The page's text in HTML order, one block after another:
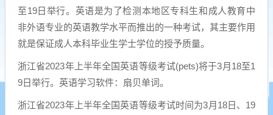
至19日举行。英语是为了检测本地区专科生和成人教育中
非外语专业的英语教学水平而推出的一种考试，其主要作用
就是保证成人本科毕业生学士学位的授予质量。
浙江省2023年上半年全国英语等级考试(pets)将于3月18至1
9日举行。英语学习软件：扇贝单词。
浙江省2023年上半年全国英语等级考试时间为3月18日、19